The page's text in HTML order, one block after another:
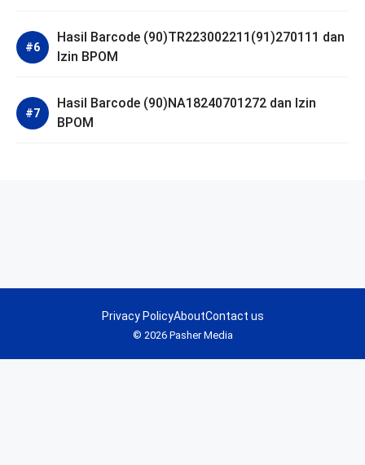
Hasil Barcode (90)TR223002211(91)270111 dan
Izin BPOM
Hasil Barcode (90)NA18240701272 dan Izin
BPOM
© 2026 Pasher Media
Privacy PolicyAboutContact us